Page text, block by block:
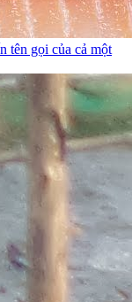
tên gọi của cả một